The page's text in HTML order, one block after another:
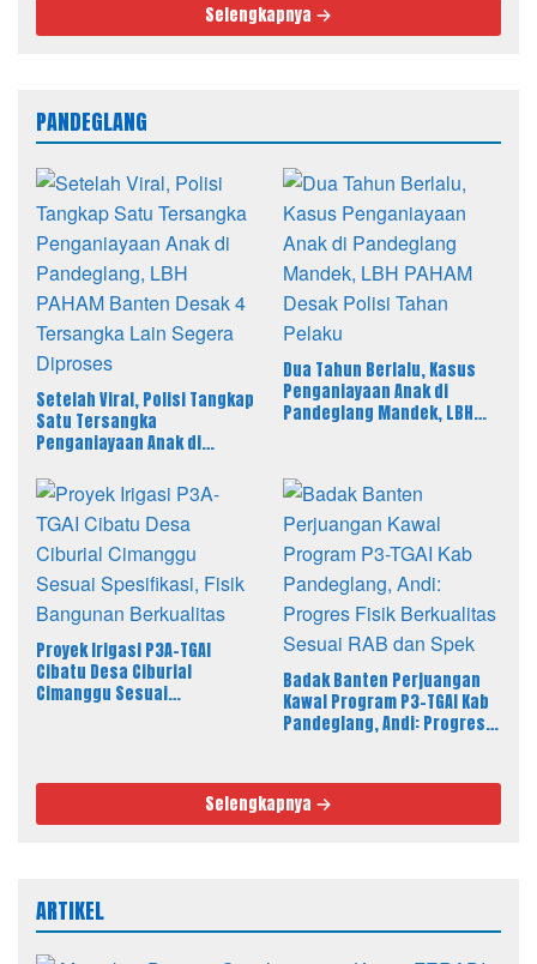
Selengkapnya
PANDEGLANG
Setelah Viral, Polisi Tangkap
Satu Tersangka
Penganiayaan Anak di
Banten Desak 4 Tersangka
Lain Segera Diproses
Dua Tahun Berlalu, Kasus
Penganiayaan Anak di
Pandeglang Mandek, LBH
Proyek Irigasi P3A-TGAI
Cibatu Desa Ciburial
Cimanggu Sesuai
Badak Banten Perjuangan
Kawal Program P3-TGAI Kab
Pandeglang, Andi: Progres
Selengkapnya
ARTIKEL